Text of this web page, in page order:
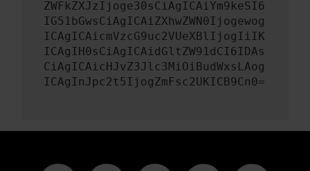
ZWFkZXJzIjoge30sCiAgICAiYm9keSI6
IG51bGwsCiAgICAiZXhwZWN0Ijogewog
ICAgICAicmVzcG9uc2VUeXBlIjogIiIK
ICAgIH0sCiAgICAidGltZW91dCI6IDAs
CiAgICAicHJvZ3Jlc3MiOiBudWxsLAog
ICAgInJpc2t5IjogZmFsc2UKICB9Cn0=